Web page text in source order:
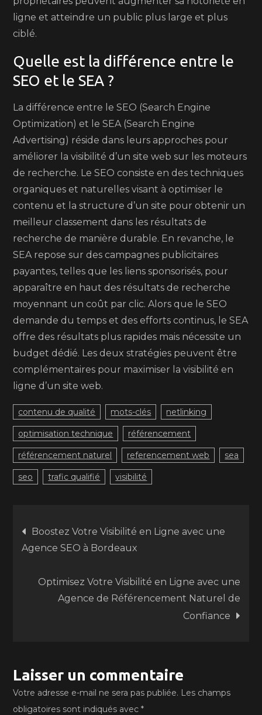
ligne et atteindre un public plus large et plus
ciblé.
Quelle est la différence entre le
SEO et le SEA ?
La différence entre le SEO (Search Engine
Optimization) et le SEA (Search Engine
Advertising) réside dans leurs approches pour
améliorer la visibilité d’un site web sur les moteurs
de recherche. Le SEO consiste en des techniques
organiques et naturelles visant à optimiser le
contenu et la structure d’un site pour obtenir un
meilleur classement dans les résultats de
recherche de manière durable. En revanche, le
SEA repose sur des campagnes publicitaires
payantes, telles que les liens sponsorisés, pour
apparaître en haut des résultats de recherche
moyennant un coût par clic. Alors que le SEO
demande du temps et des efforts continus, le SEA
offre des résultats plus rapides mais nécessite un
budget dédié. Les deux stratégies peuvent être
complémentaires pour maximiser la visibilité en
ligne d’un site web.
contenu de qualité mots-clés netlinking
optimisation technique référencement
référencement naturel referencement web sea
seo trafic qualifié visibilité
Navigation
de
l’article
Boostez Votre Visibilité en Ligne avec une
Agence SEO à Bordeaux
Optimisez Votre Visibilité en Ligne avec une
Agence de Référencement Naturel de
Confiance
Laisser un commentaire
Votre adresse e-mail ne sera pas publiée. Les champs
obligatoires sont indiqués avec*